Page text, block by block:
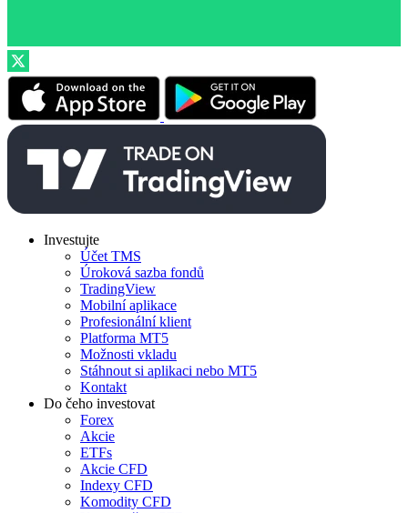
Investujte
Účet TMS
Úroková sazba fondů
TradingView
Mobilní aplikace
Profesionální klient
Platforma MT5
Možnosti vkladu
Stáhnout si aplikaci nebo MT5
Kontakt
Do čeho investovat
Forex
Akcie
ETFs
Akcie CFD
Indexy CFD
Komodity CFD